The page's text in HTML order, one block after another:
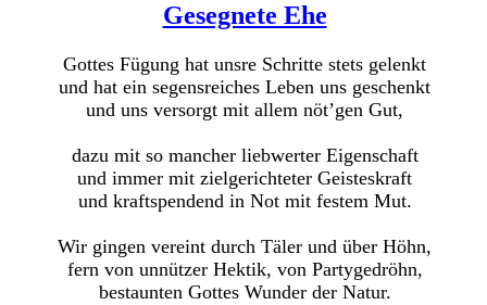
Gesegnete Ehe
Gottes Fügung hat unsre Schritte stets gelenkt
und hat ein segensreiches Leben uns geschenkt
und uns versorgt mit allem nöt’gen Gut,
dazu mit so mancher liebwerter Eigenschaft
und immer mit zielgerichteter Geisteskraft
und kraftspendend in Not mit festem Mut.
Wir gingen vereint durch Täler und über Höhn,
fern von unnützer Hektik, von Partygedröhn,
bestaunten Gottes Wunder der Natur.